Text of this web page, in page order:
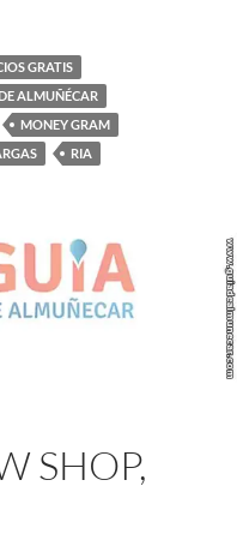
GRATIS
ALMUÑÉCAR
MONEY GRAM
RIA
SHOP,